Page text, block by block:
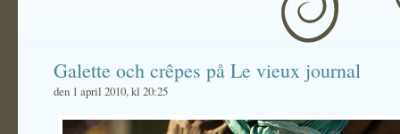
Galette och crêpes på Le vieux journal
den 1 april 2010, kl 20:25